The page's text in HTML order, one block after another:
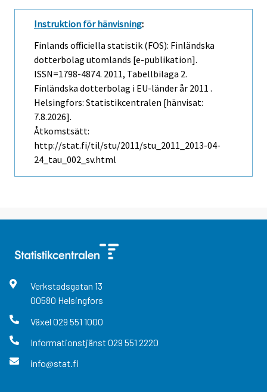
Instruktion för hänvisning:
Finlands officiella statistik (FOS): Finländska
dotterbolag utomlands [e-publikation].
ISSN=1798-4874. 2011, Tabellbilaga 2.
Finländska dotterbolag i EU-länder år 2011 .
Helsingfors: Statistikcentralen [hänvisat:
7.8.2026].
Åtkomstsätt:
http://stat.fi/til/stu/2011/stu_2011_2013-04-
24_tau_002_sv.html
Verkstadsgatan 13
00580 Helsingfors
Växel 029 551 1000
Informationstjänst 029 551 2220
info@stat.fi